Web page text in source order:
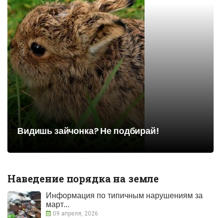
Видишь зайчонка? Не подбирай!
Наведение порядка на земле
Информация по типичным нарушениям за
март...
09 апреля, 2026